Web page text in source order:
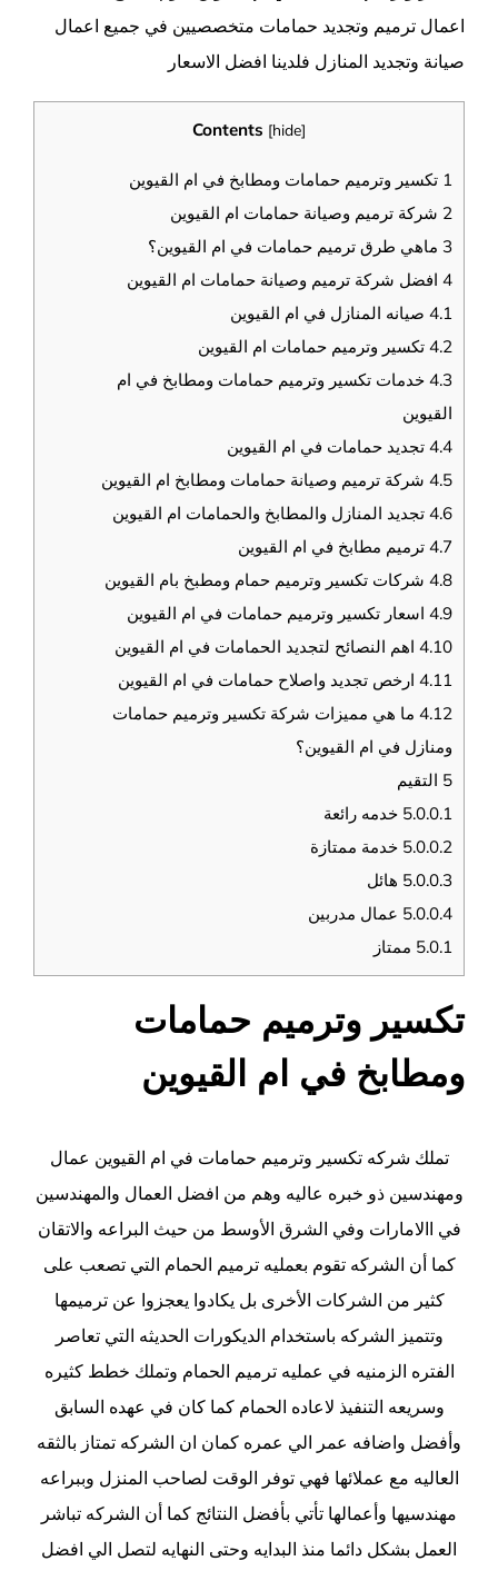
اعمال ترميم وتجديد حمامات متخصصيين في جميع اعمال
صيانة وتجديد المنازل فلدينا افضل الاسعار
Contents [hide]
1 تكسير وترميم حمامات ومطابخ في ام القيوين
2 شركة ترميم وصيانة حمامات ام القيوين
3 ماهي طرق ترميم حمامات في ام القيوين؟
4 افضل شركة ترميم وصيانة حمامات ام القيوين
4.1 صيانه المنازل في ام القيوين
4.2 تكسير وترميم حمامات ام القيوين
4.3 خدمات تكسير وترميم حمامات ومطابخ في ام
القيوين
4.4 تجديد حمامات في ام القيوين
4.5 شركة ترميم وصيانة حمامات ومطابخ ام القيوين
4.6 تجديد المنازل والمطابخ والحمامات ام القيوين
4.7 ترميم مطابخ في ام القيوين
4.8 شركات تكسير وترميم حمام ومطبخ بام القيوين
4.9 اسعار تكسير وترميم حمامات في ام القيوين
4.10 اهم النصائح لتجديد الحمامات في ام القيوين
4.11 ارخص تجديد واصلاح حمامات في ام القيوين
4.12 ما هي مميزات شركة تكسير وترميم حمامات
ومنازل في ام القيوين؟
5 التقيم
5.0.0.1 خدمه رائعة
5.0.0.2 خدمة ممتازة
5.0.0.3 هائل
5.0.0.4 عمال مدربين
5.0.1 ممتاز
تكسير وترميم حمامات
ومطابخ في ام القيوين
تملك شركه تكسير وترميم حمامات في ام القيوين عمال
ومهندسين ذو خبره عاليه وهم من افضل العمال والمهندسين
في االامارات وفي الشرق الأوسط من حيث البراعه والاتقان
كما أن الشركه تقوم بعمليه ترميم الحمام التي تصعب على
كثير من الشركات الأخرى بل يكادوا يعجزوا عن ترميمها
وتتميز الشركه باستخدام الديكورات الحديثه التي تعاصر
الفتره الزمنيه في عمليه ترميم الحمام وتملك خطط كثيره
وسريعه التنفيذ لاعاده الحمام كما كان في عهده السابق
وأفضل واضافه عمر الي عمره كمان ان الشركه تمتاز بالثقه
العاليه مع عملائها فهي توفر الوقت لصاحب المنزل وببراعه
مهندسيها وأعمالها تأتي بأفضل النتائج كما أن الشركه تباشر
العمل بشكل دائما منذ البدايه وحتى النهايه لتصل الي افضل